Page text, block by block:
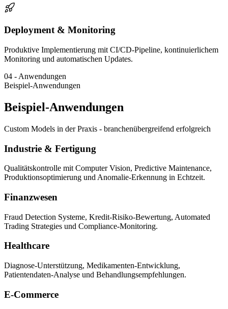
Deployment & Monitoring
Produktive Implementierung mit CI/CD-Pipeline, kontinuierlichem
Monitoring und automatischen Updates.
04 - Anwendungen
Beispiel-Anwendungen
Beispiel-Anwendungen
Custom Models in der Praxis - branchenübergreifend erfolgreich
Industrie & Fertigung
Qualitätskontrolle mit Computer Vision, Predictive Maintenance,
Produktionsoptimierung und Anomalie-Erkennung in Echtzeit.
Finanzwesen
Fraud Detection Systeme, Kredit-Risiko-Bewertung, Automated
Trading Strategies und Compliance-Monitoring.
Healthcare
Diagnose-Unterstützung, Medikamenten-Entwicklung,
Patientendaten-Analyse und Behandlungsempfehlungen.
E-Commerce